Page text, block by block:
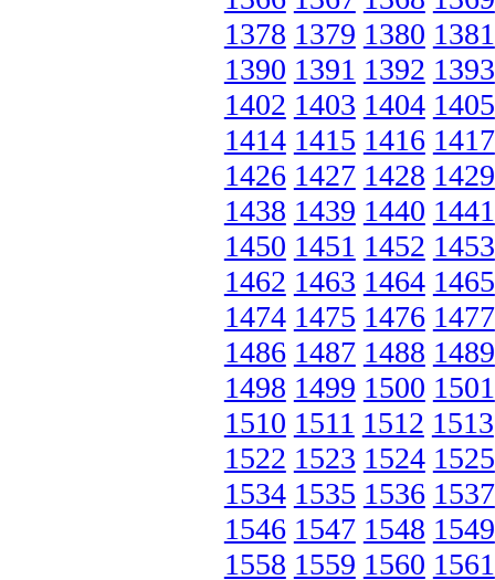
1378 1379 1380 1381
1390 1391 1392 1393
1402 1403 1404 1405
1414 1415 1416 1417
1426 1427 1428 1429
1438 1439 1440 1441
1450 1451 1452 1453
1462 1463 1464 1465
1474 1475 1476 1477
1486 1487 1488 1489
1498 1499 1500 1501
1510 1511 1512 1513
1522 1523 1524 1525
1534 1535 1536 1537
1546 1547 1548 1549
1558 1559 1560 1561